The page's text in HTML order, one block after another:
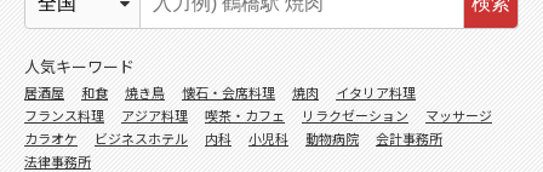
人気キーワード
居酒屋 和食 焼き鳥 懐石・会席料理 焼肉
イタリア料理
フランス料理
アジア料理 喫茶・カフェ リラクゼーション
マッサージ
カラオケ
ビジネスホテル 内科 小児科 動物病院
会計事務所
法律事務所